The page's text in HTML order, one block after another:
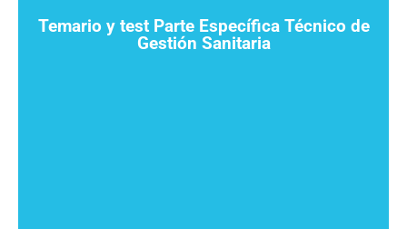
Temario y test Parte Específica Técnico de
Gestión Sanitaria